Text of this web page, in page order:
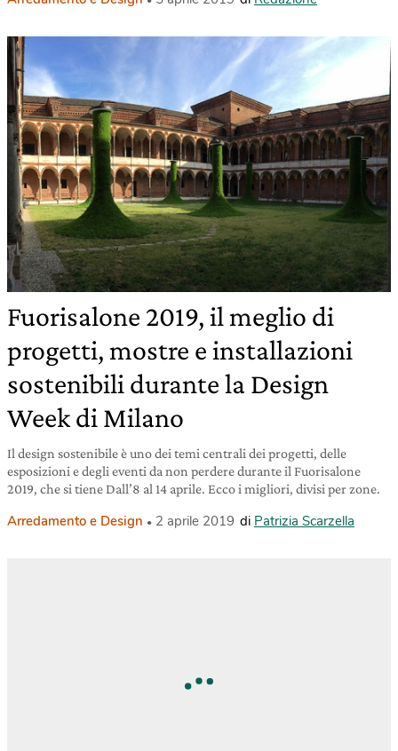
Fuorisalone 2019, il meglio di
progetti, mostre e installazioni
sostenibili durante la Design
Week di Milano
Il design sostenibile è uno dei temi centrali dei progetti, delle
esposizioni e degli eventi da non perdere durante il Fuorisalone
2019, che si tiene Dall’8 al 14 aprile. Ecco i migliori, divisi per zone.
Arredamento e Design 2 aprile 2019 di Patrizia Scarzella